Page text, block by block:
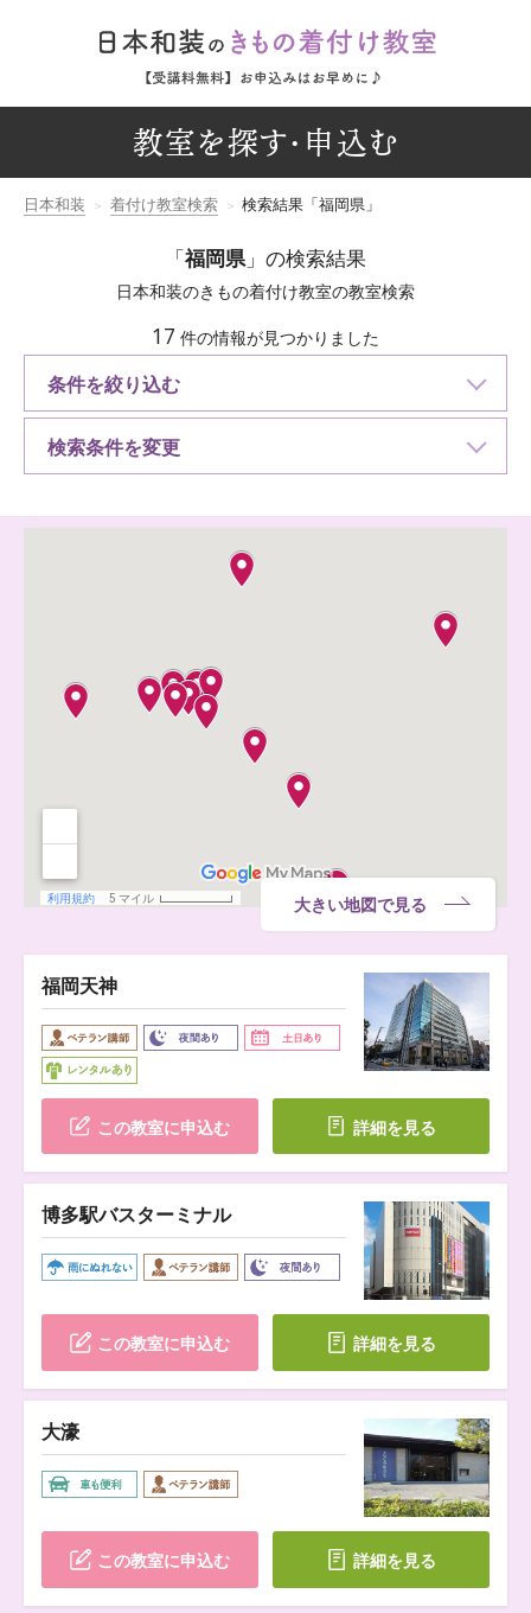
教室を探す・申込む
日本和装 着付け教室検索 検索結果「福岡県」
「福岡県」の検索結果
日本和装のきもの着付け教室の教室検索
17 件の情報が見つかりました
条件を絞り込む
検索条件を変更
大きい地図で見る
福岡天神
この教室に申込む 詳細を見る
博多駅バスターミナル
この教室に申込む 詳細を見る
大濠
この教室に申込む 詳細を見る